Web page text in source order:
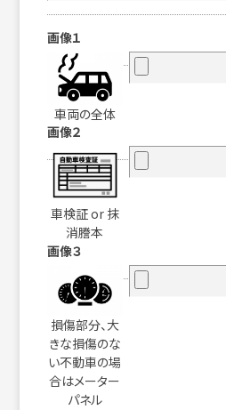
画像１
車両の全体
画像２
車検証 or 抹
消謄本
画像３
損傷部分、大
きな損傷のな
い不動車の場
合はメーター
パネル